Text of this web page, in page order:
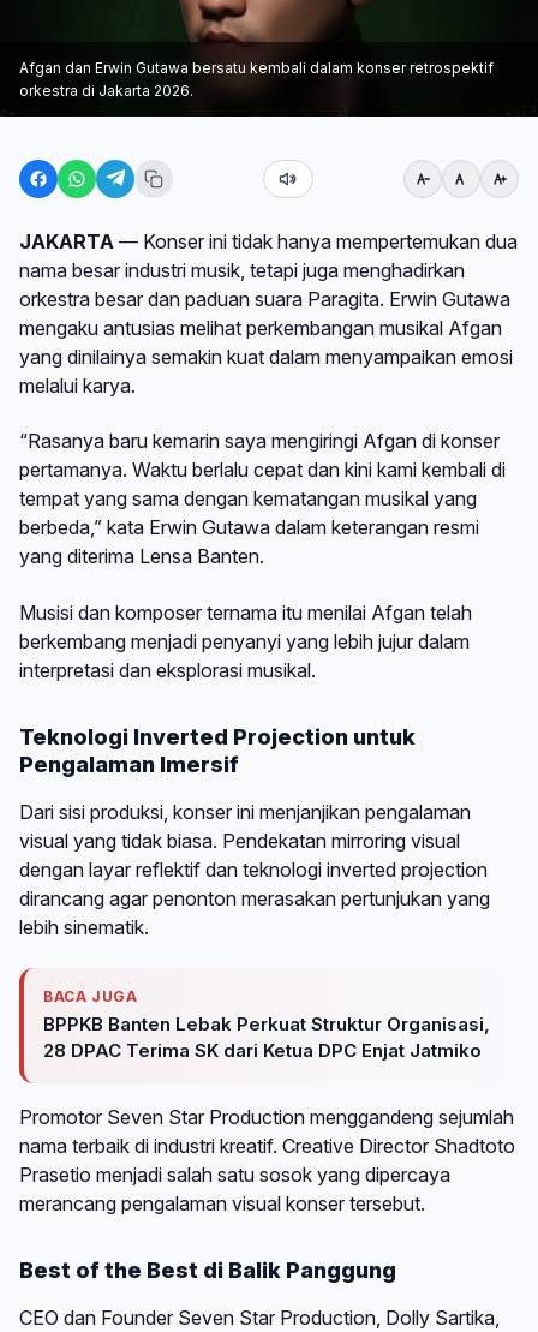
Afgan dan Erwin Gutawa bersatu kembali dalam konser retrospektif
orkestra di Jakarta 2026.
JAKARTA — Konser ini tidak hanya mempertemukan dua
nama besar industri musik, tetapi juga menghadirkan
orkestra besar dan paduan suara Paragita. Erwin Gutawa
mengaku antusias melihat perkembangan musikal Afgan
yang dinilainya semakin kuat dalam menyampaikan emosi
melalui karya.
“Rasanya baru kemarin saya mengiringi Afgan di konser
pertamanya. Waktu berlalu cepat dan kini kami kembali di
tempat yang sama dengan kematangan musikal yang
berbeda,” kata Erwin Gutawa dalam keterangan resmi
yang diterima Lensa Banten.
Musisi dan komposer ternama itu menilai Afgan telah
berkembang menjadi penyanyi yang lebih jujur dalam
interpretasi dan eksplorasi musikal.
Teknologi Inverted Projection untuk
Pengalaman Imersif
Dari sisi produksi, konser ini menjanjikan pengalaman
visual yang tidak biasa. Pendekatan mirroring visual
dengan layar reflektif dan teknologi inverted projection
dirancang agar penonton merasakan pertunjukan yang
lebih sinematik.
BACA JUGA
BPPKB Banten Lebak Perkuat Struktur Organisasi,
28 DPAC Terima SK dari Ketua DPC Enjat Jatmiko
Promotor Seven Star Production menggandeng sejumlah
nama terbaik di industri kreatif. Creative Director Shadtoto
Prasetio menjadi salah satu sosok yang dipercaya
merancang pengalaman visual konser tersebut.
Best of the Best di Balik Panggung
CEO dan Founder Seven Star Production, Dolly Sartika,